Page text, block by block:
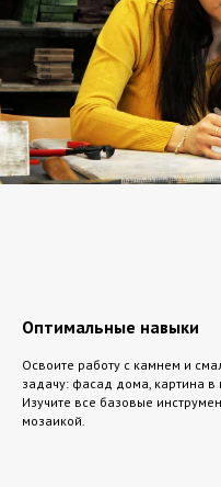
Оптимальные навыки
Освоите работу с камнем и
задачу: фасад дома, картина в
Изучите все базовые
мозаикой.